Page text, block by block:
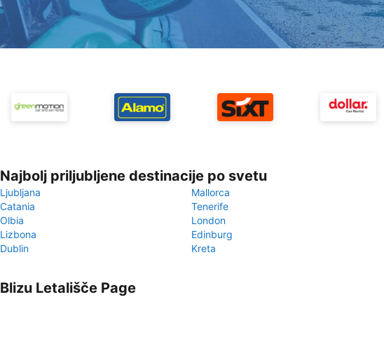
Najbolj priljubljene destinacije po svetu
Ljubljana
Mallorca
Catania
Tenerife
Olbia
London
Lizbona
Edinburg
Dublin
Kreta
Blizu Letališče Page